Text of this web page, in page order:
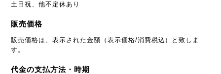
土日祝、他不定休あり
販売価格
販売価格は、表示された金額（表示価格/消費税込）と致しま
す。
代金の支払方法・時期